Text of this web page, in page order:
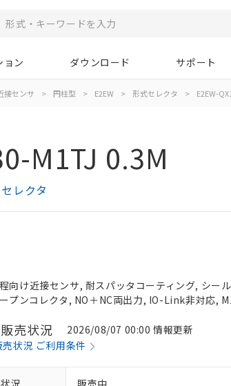
ョン ダウンロード サポート
接センサ > 円柱型 > E2EW > 形式セレクタ > E2EW-
M1TJ 0.3M
レクタ
向け近接センサ, 耐スパッタコーティング, シ
プンコレクタ, NO＋NC両出力, IO-Link非対応,
売状況
2026/08/07 00:00 情報更新
状況 ご利用条件
況 販売中